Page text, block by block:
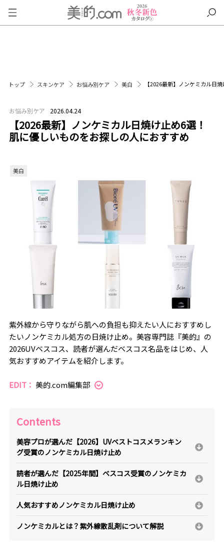
トップ スキンケア お悩み別ケア 美白 【2026最新】ノンケミカル日
お悩み別ケア 2026.04.24
【2026最新】ノンケミカル日焼け止め6選！
肌に優しいものをお探しの人におすすめ
美白
紫外線から守りながら肌への負担も抑えたい人におすすめし
たいノンケミカル処方の日焼け止め。美容専門誌『美的』の
2026UVベスコス、読者が選んだベスコス名品をはじめ、人
気おすすめアイテムを紹介します。
EDIT： 美的.com編集部
Contents
美容プロが選んだ【2026】UVベストコスメランキン
グ受賞のノンケミカル日焼け止め
読者が選んだ【2025年間】ベスコス受賞のノンケミカ
ル日焼け止め
人気おすすめノンケミカル日焼け止め
ノンケミカルとは？紫外線散乱剤について解説